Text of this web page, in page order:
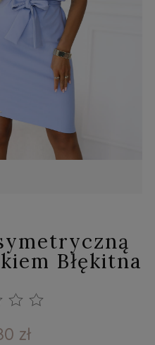
Błękitna
zł